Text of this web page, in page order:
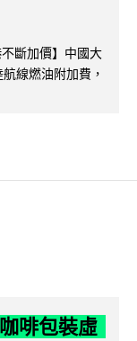
斷加價】中國大
線燃油附加費，
啡包裝虛